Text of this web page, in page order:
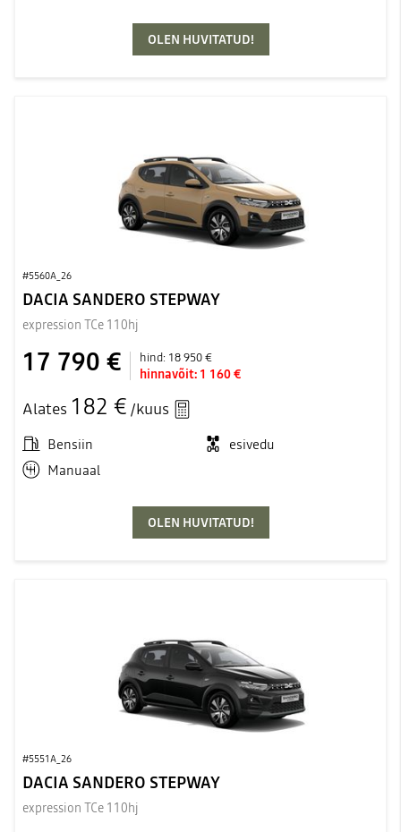
OLEN HUVITATUD!
#5560A_26
DACIA SANDERO STEPWAY
expression TCe 110hj
17 790 € hind: 18 950 €
hinnavõit: 1 160 €
Alates 182 € /kuus
Bensiin
esivedu
Manuaal
OLEN HUVITATUD!
#5551A_26
DACIA SANDERO STEPWAY
expression TCe 110hj